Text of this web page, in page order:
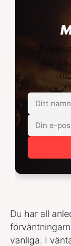
Få
koll på
Du har all
vanliga. I